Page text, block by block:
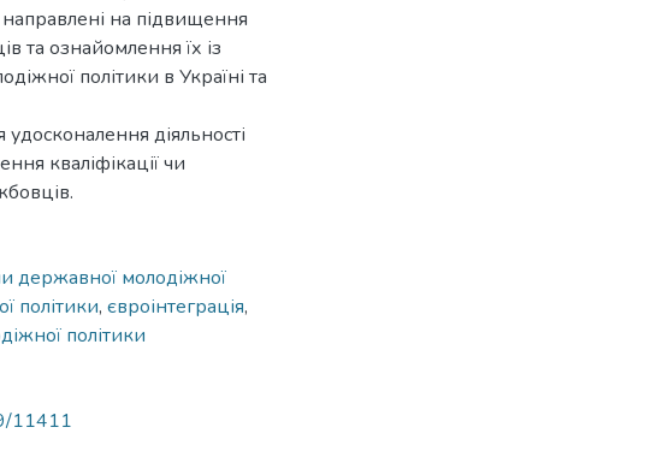
на підвищення
та ознайомлення їх із
політики в Україні та
діяльності
кваліфікації чи
державної молодіжної
політики, євроінтеграція,
політики
11411